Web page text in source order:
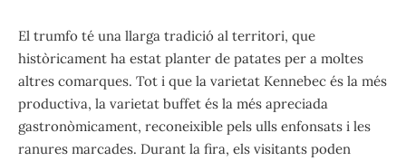
El trumfo té una llarga tradició al territori, que
històricament ha estat planter de patates per a moltes
altres comarques. Tot i que la varietat Kennebec és la més
productiva, la varietat buffet és la més apreciada
gastronòmicament, reconeixible pels ulls enfonsats i les
ranures marcades. Durant la fira, els visitants poden